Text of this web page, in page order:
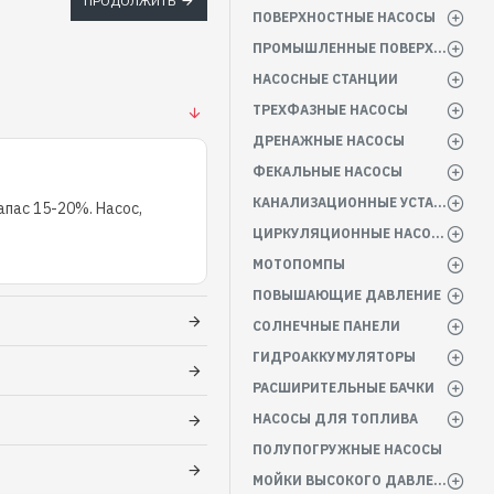
15-20%. Насос,
ПОВЕРХНОСТНЫЕ НАСОСЫ
ПРОМЫШЛЕННЫЕ ПОВЕРХНОСТНЫЕ НАСОСЫ
НАСОСНЫЕ СТАНЦИИ
ТРЕХФАЗНЫЕ НАСОСЫ
ДРЕНАЖНЫЕ НАСОСЫ
ФЕКАЛЬНЫЕ НАСОСЫ
КАНАЛИЗАЦИОННЫЕ УСТАНОВКИ
ЦИРКУЛЯЦИОННЫЕ НАСОСЫ
МОТОПОМПЫ
ПОВЫШАЮЩИЕ ДАВЛЕНИЕ
СОЛНЕЧНЫЕ ПАНЕЛИ
ГИДРОАККУМУЛЯТОРЫ
РАСШИРИТЕЛЬНЫЕ БАЧКИ
НАСОСЫ ДЛЯ ТОПЛИВА
ПОЛУПОГРУЖНЫЕ НАСОСЫ
МОЙКИ ВЫСОКОГО ДАВЛЕНИЯ